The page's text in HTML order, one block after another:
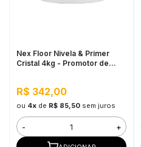
Nex Floor Nivela & Primer
Cristal 4kg - Promotor de
R$ 342,00
ou 4xde R$ 85,50 sem juros
- +